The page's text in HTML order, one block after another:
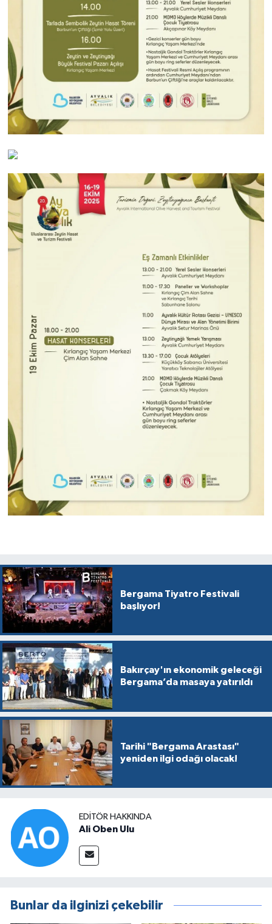
Bergama Tiyatro Festivali
başlıyor!
Bakırçay'ın ekonomik geleceği
Bergama’da masaya yatırıldı
Tarihi "Bergama Arastası"
yeniden ilgi odağı olacak!
EDITÖR HAKKINDA
Ali Oben Ulu
Bunlar da ilginizi çekebilir